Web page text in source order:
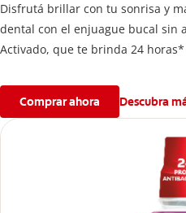
Disfrutá brillar con tu sonrisa y
dental con el enjuague bucal sin
Activado, que te brinda 24
Comprar ahora Descubra